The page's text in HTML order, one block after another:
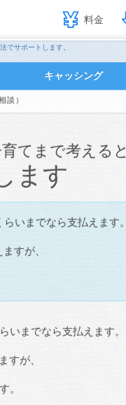
でサポートします。
キャッシング
談）
てまで考えると
ます
いまでなら支払えます。
すが、
いまでなら支払えます。
すが、
。
料金